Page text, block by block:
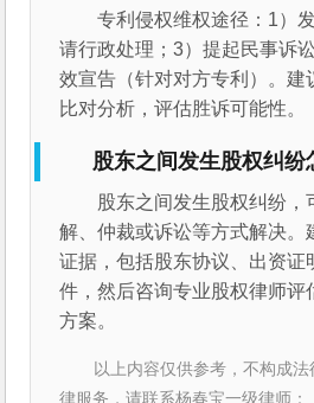
专利侵权维权途径：1）
请行政处理；3）提起民事诉
效宣告（针对对方专利）。建
比对分析，评估胜诉可能性。
股东之间发生股权纠纷
股东之间发生股权纠纷，
解、仲裁或诉讼等方式解决。
证据，包括股东协议、出资证
件，然后咨询专业股权律师评
方案。
以上内容仅供参考，不构成
律服务，请联系杨春宝一级律师：